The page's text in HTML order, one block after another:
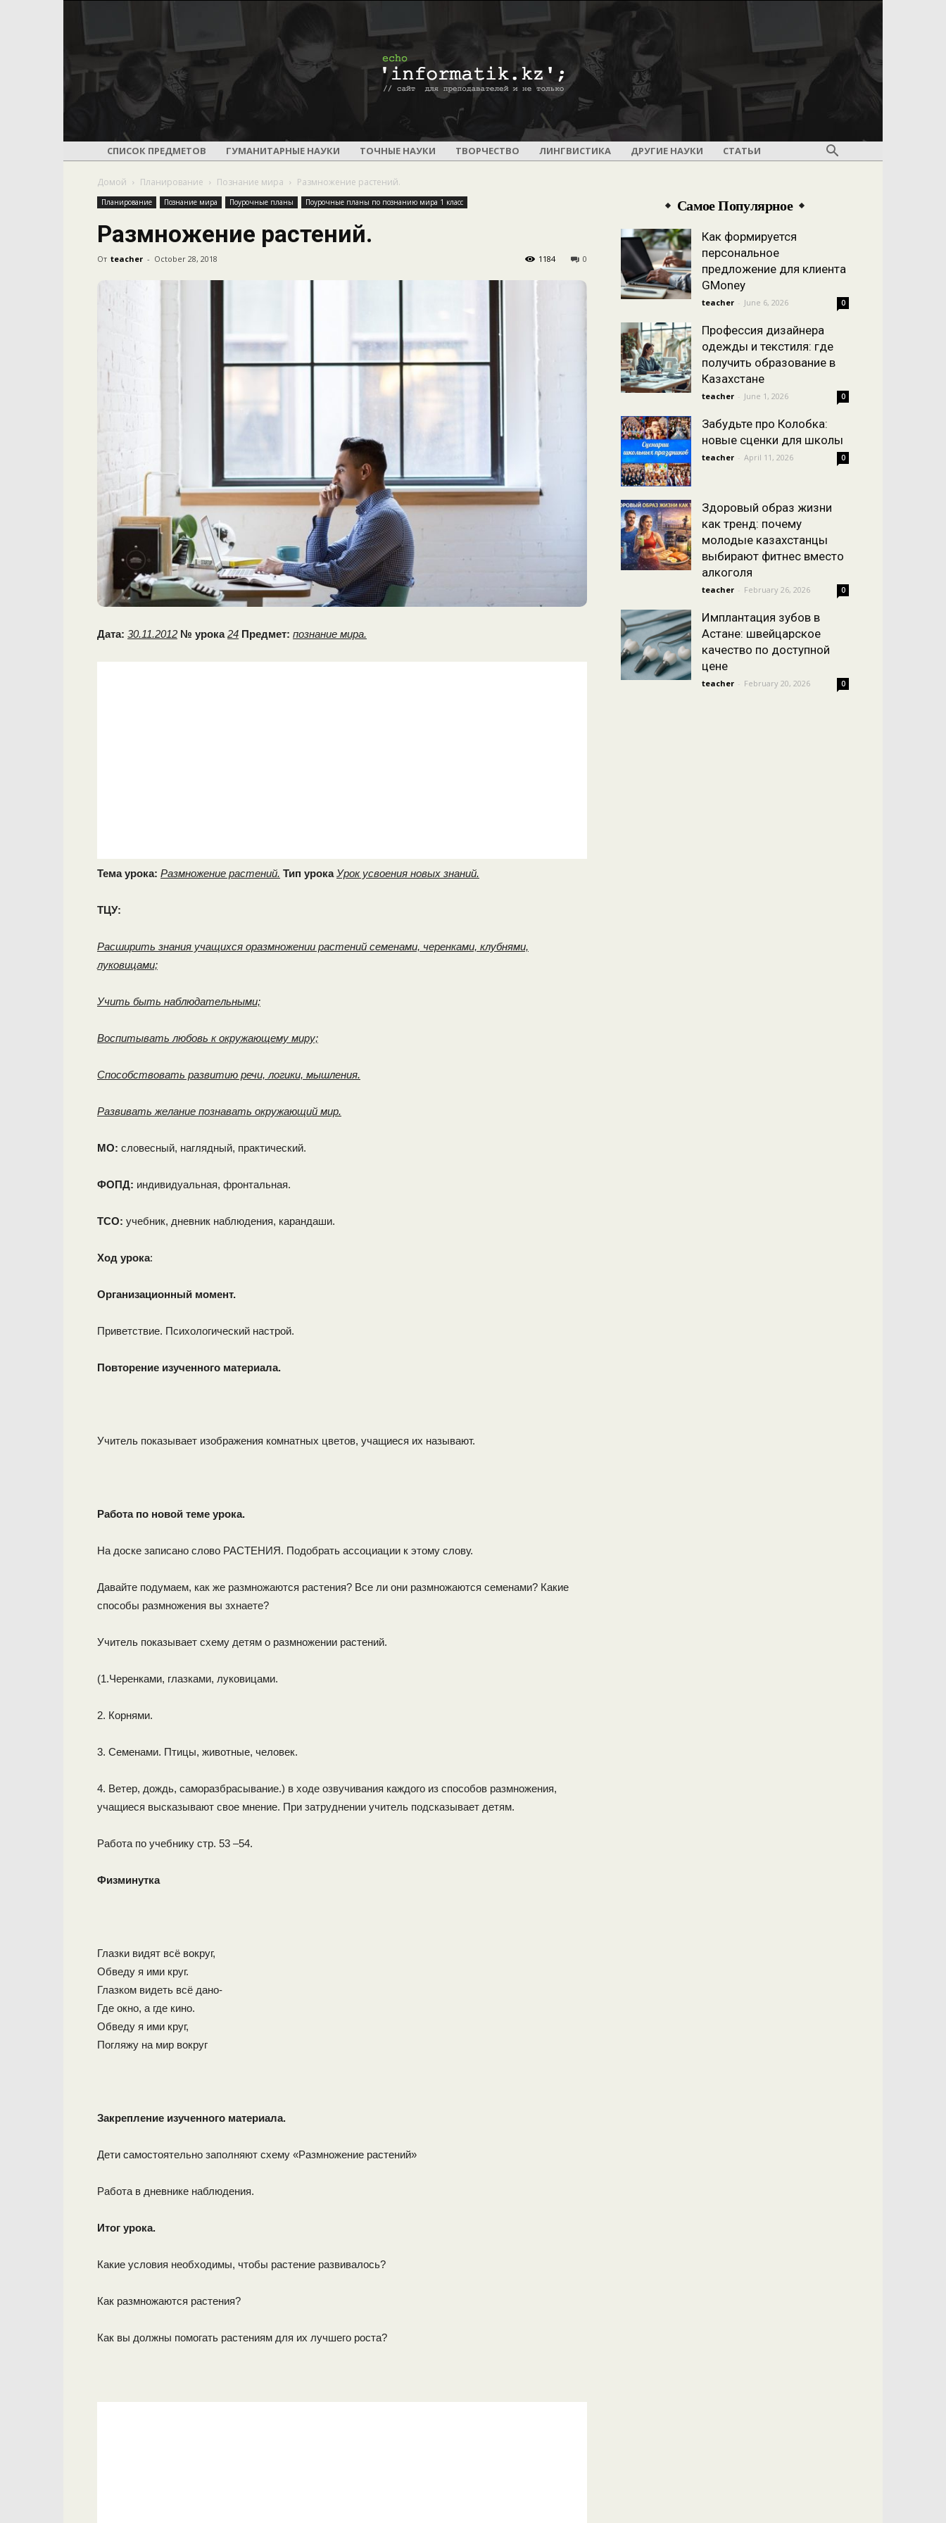
ПОУРОЧНОЕ
УРОКОВ
СПИСОК ПРЕДМЕТОВ ГУМАНИТАРНЫЕ НАУКИ ТОЧНЫЕ НАУКИ ТВОРЧЕСТВО ЛИНГВИСТИКА ДРУГИЕ НАУКИ СТАТЬИ
Домой Планирование Познание мира Размножение растений.
Планирование Познание мира Поурочные планы Поурочные планы по познанию мира 1 класс
Размножение растений.
От teacher - October 28, 2018 0
1184
Дата: 30.11.2012 № урока 24 Предмет: познание мира.
Тема урока: Размножение растений. Тип урока Урок усвоения новых знаний.
ТЦУ:
Расширить знания учащихся оразмножении растений семенами, черенками, клубнями,
луковицами;
Учить быть наблюдательными;
Воспитывать любовь к окружающему миру;
Способствовать развитию речи, логики, мышления.
Развивать желание познавать окружающий мир.
МО: словесный, наглядный, практический.
ФОПД: индивидуальная, фронтальная.
ТСО: учебник, дневник наблюдения, карандаши.
Ход урока:
Организационный момент.
Приветствие. Психологический настрой.
Повторение изученного материала.
Учитель показывает изображения комнатных цветов, учащиеся их называют.
Работа по новой теме урока.
На доске записано слово РАСТЕНИЯ. Подобрать ассоциации к этому слову.
Давайте подумаем, как же размножаются растения? Все ли они размножаются семенами? Какие
способы размножения вы зхнаете?
Учитель показывает схему детям о размножении растений.
(1.Черенками, глазками, луковицами.
2. Корнями.
3. Семенами. Птицы, животные, человек.
4. Ветер, дождь, саморазбрасывание.) в ходе озвучивания каждого из способов размножения,
учащиеся высказывают свое мнение. При затруднении учитель подсказывает детям.
Работа по учебнику стр. 53 –54.
Физминутка
Глазки видят всё вокруг,
Обведу я ими круг.
Глазком видеть всё дано-
Где окно, а где кино.
Обведу я ими круг,
Погляжу на мир вокруг
Закрепление изученного материала.
Дети самостоятельно заполняют схему «Размножение растений»
Работа в дневнике наблюдения.
Итог урока.
Какие условия необходимы, чтобы растение развивалось?
Как размножаются растения?
Как вы должны помогать растениям для их лучшего роста?
Самое Популярное
Как формируется
персональное
предложение для клиента
GMoney
teacher - June 6, 2026 0
Профессия дизайнера
одежды и текстиля: где
получить образование в
Казахстане
teacher - June 1, 2026 0
Забудьте про Колобка:
новые сценки для школы
teacher - April 11, 2026 0
Здоровый образ жизни
как тренд: почему
молодые казахстанцы
выбирают фитнес вместо
алкоголя
teacher - February 26, 2026 0
Имплантация зубов в
Астане: швейцарское
качество по доступной
цене
teacher - February 20, 2026 0